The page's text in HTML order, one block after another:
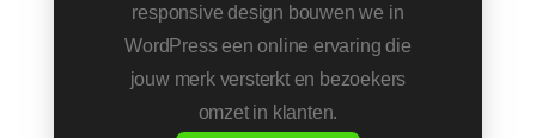
responsive design bouwen we in
WordPress een online ervaring die
jouw merk versterkt en bezoekers
omzet in klanten.